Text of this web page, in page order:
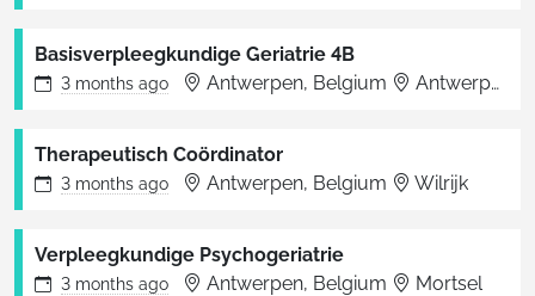
Basisverpleegkundige Geriatrie 4B
3 months ago Antwerpen, Belgium Antwerpen
Therapeutisch Coördinator
3 months ago Antwerpen, Belgium Wilrijk
Verpleegkundige Psychogeriatrie
3 months ago Antwerpen, Belgium Mortsel